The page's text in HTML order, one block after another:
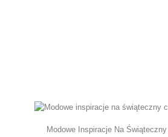
Modowe Inspiracje Na